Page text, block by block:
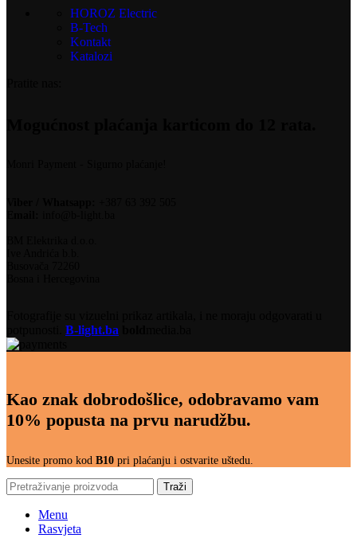
HOROZ Electric
B-Tech
Kontakt
Katalozi
B-light.ba
Kao znak dobrodošlice, odobravamo vam
10% popusta na prvu narudžbu.
Unesite promo kod B10 pri plaćanju i ostvarite uštedu.
Traži
Menu
Rasvjeta